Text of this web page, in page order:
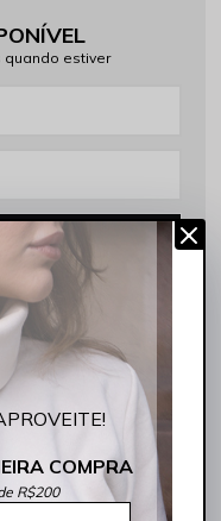
quando estiver
Sul e Sudeste
COMPRA
R$200